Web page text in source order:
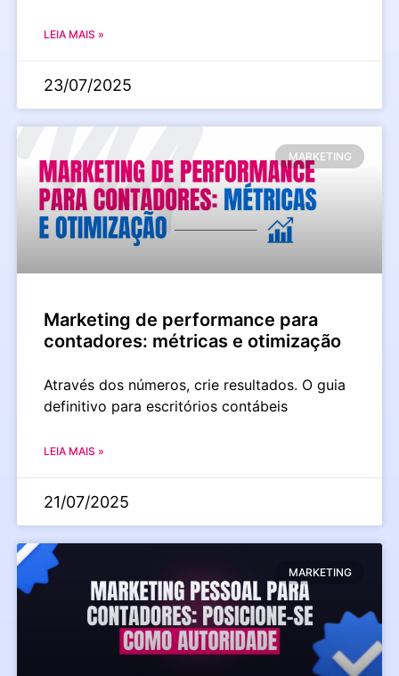
LEIA MAIS »
23/07/2025
MARKETING
Marketing de performance para
contadores: métricas e otimização
Através dos números, crie resultados. O guia
definitivo para escritórios contábeis
LEIA MAIS »
21/07/2025
MARKETING